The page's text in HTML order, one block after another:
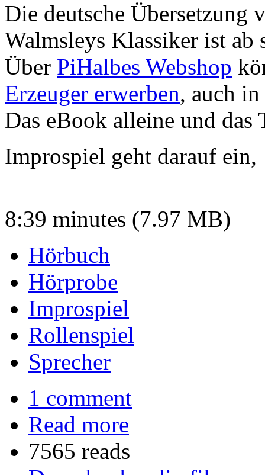
Die deutsche Übersetzung
Walmsleys Klassiker ist
Über PiHalbes Webshop
Erzeuger erwerben, auch
Das eBook alleine und das
Improspiel geht darauf ein,
8:39 minutes (7.97 MB)
Hörbuch
Hörprobe
Improspiel
Rollenspiel
Sprecher
1 comment
Read more
7565 reads